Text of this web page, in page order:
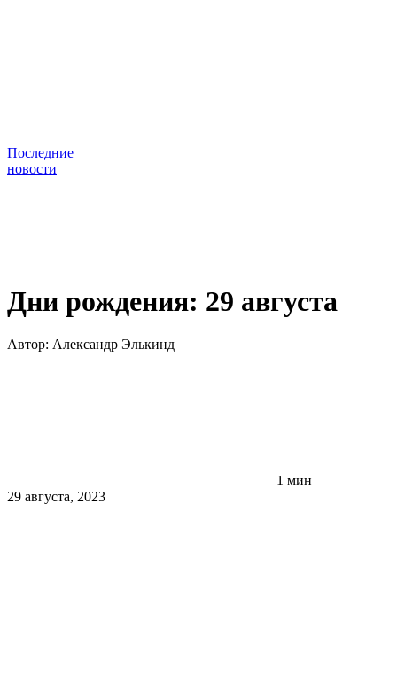
Последние
новости
Дни рождения: 29 августа
Автор: Александр Элькинд
1 мин
29 августа, 2023